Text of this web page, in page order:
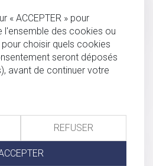
: ce qui change au 1er septembre
les douanes : quelles règles
victime n'a pas à rechercher un
de l’État en question
« ACCEPTER » pour
l'ensemble des cookies ou
pour choisir quels cookies
seront déposés
avant de continuer votre
REFUSER